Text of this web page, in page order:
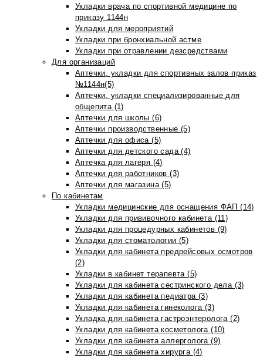
Укладки врача по спортивной медицине по
приказу 1144н
Укладки для мероприятий
Укладки при бронхиальной астме
Укладки при отравлении дезсредствами
Для организаций
Аптечки, укладки для спортивных залов приказ
№1144н(5)
Аптечки, укладки специализированные для
общепита (1)
Аптечки для школы (6)
Аптечки производственные (5)
Аптечки для офиса (5)
Аптечки для детского сада (4)
Аптечка для лагеря (4)
Аптечки для работников (3)
Аптечки для магазина (5)
По кабинетам
Укладки медицинские для оснащения ФАП (14)
Укладки для прививочного кабинета (11)
Укладки для процедурных кабинетов (9)
Укладки для стоматологии (5)
Укладки для кабинета предрейсовых осмотров
(2)
Укладки в кабинет терапевта (5)
Укладки для кабинета сестринского дела (3)
Укладки для кабинета педиатра (3)
Укладки для кабинета гинеколога (3)
Укладка для кабинета гастроэнтеролога (2)
Укладки для кабинета косметолога (10)
Укладки для кабинета аллерголога (9)
Укладки для кабинета хирурга (4)